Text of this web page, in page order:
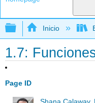
Expandir/
Inicio
1.7:
Page ID